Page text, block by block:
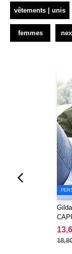
vêtements | unis
femmes